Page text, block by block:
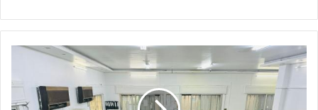
السفارة
الاردنية
بدمشق
جاهزة